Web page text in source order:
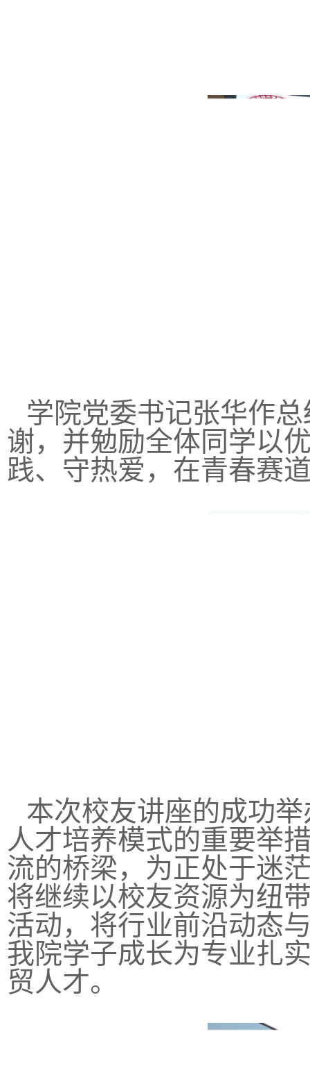
学院党委书记张华作
谢，并勉励全体同学以
践、守热爱，在青春赛
本次校友讲座的成功
人才培养模式的重要举
流的桥梁，为正处于迷
将继续以校友资源为纽
活动，将行业前沿动态
我院学子成长为专业扎
贸人才。